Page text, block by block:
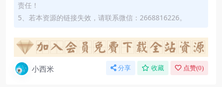
责任！
5、若本资源的链接失效，请联系微信：2668816226。
小西米 分享 收藏 点赞(0)